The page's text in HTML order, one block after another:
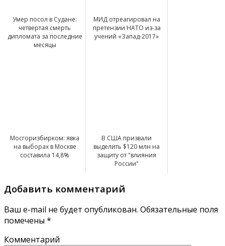
Умер посол в Судане:
четвертая смерть
дипломата за последние
месяцы
МИД отреагировал на
претензии НАТО из-за
учений «Запад-2017»
Мосгоризбирком: явка
на выборах в Москве
составила 14,8%
В США призвали
выделить $120 млн на
защиту от "влияния
России"
Добавить комментарий
Ваш e-mail не будет опубликован. Обязательные поля
помечены *
Комментарий